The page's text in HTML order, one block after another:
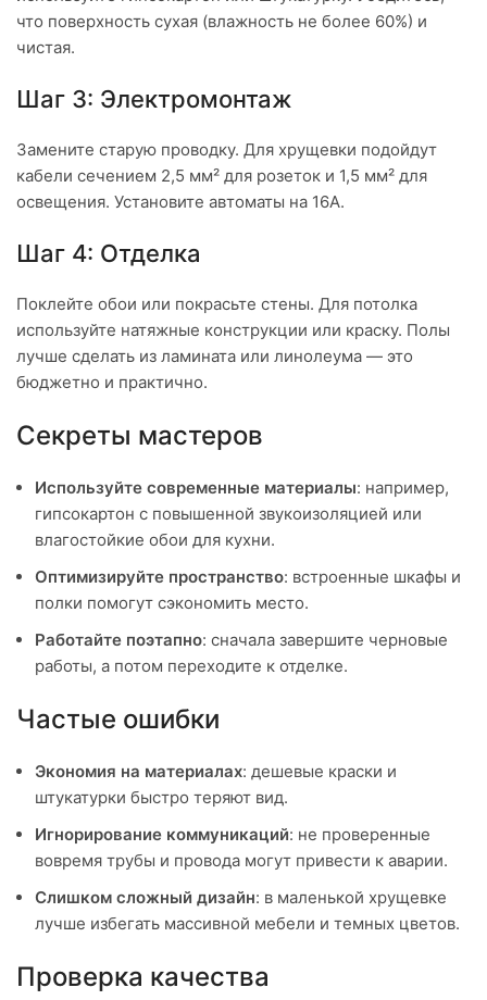
что поверхность сухая (влажность не более 60%) и
чистая.
Шаг 3: Электромонтаж
Замените старую проводку. Для хрущевки подойдут
кабели сечением 2,5 мм² для розеток и 1,5 мм² для
освещения. Установите автоматы на 16А.
Шаг 4: Отделка
Поклейте обои или покрасьте стены. Для потолка
используйте натяжные конструкции или краску. Полы
лучше сделать из ламината или линолеума — это
бюджетно и практично.
Секреты мастеров
Используйте современные материалы: например,
гипсокартон с повышенной звукоизоляцией или
влагостойкие обои для кухни.
Оптимизируйте пространство: встроенные шкафы и
полки помогут сэкономить место.
Работайте поэтапно: сначала завершите черновые
работы, а потом переходите к отделке.
Частые ошибки
Экономия на материалах: дешевые краски и
штукатурки быстро теряют вид.
Игнорирование коммуникаций: не проверенные
вовремя трубы и провода могут привести к аварии.
Слишком сложный дизайн: в маленькой хрущевке
лучше избегать массивной мебели и темных цветов.
Проверка качества